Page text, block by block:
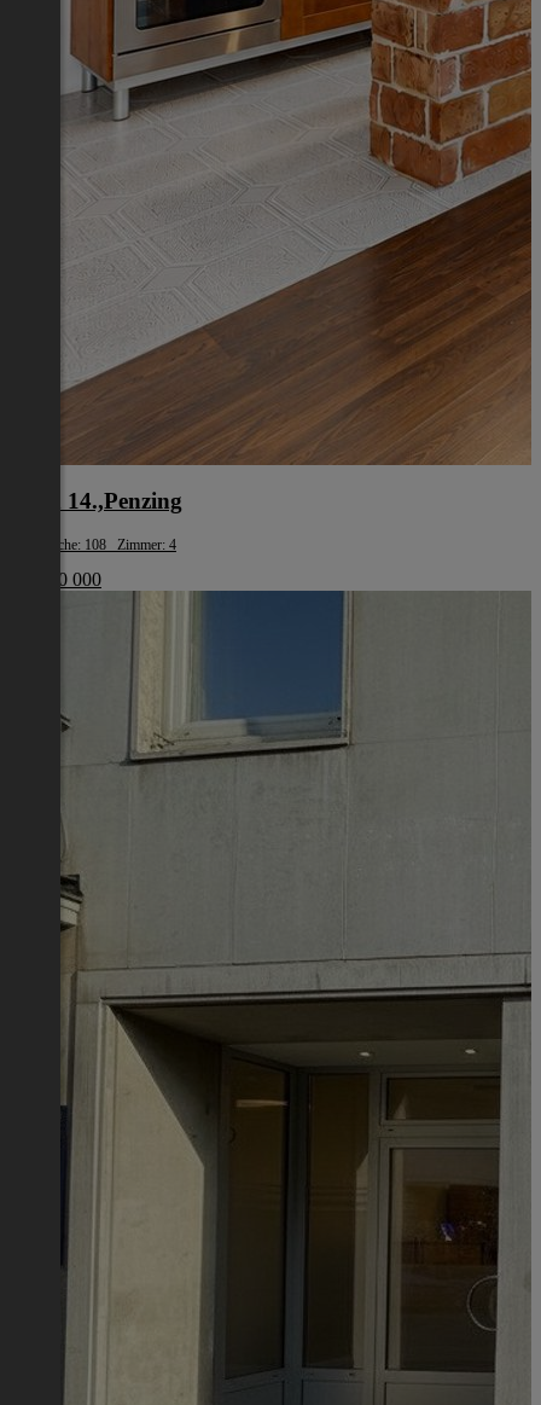
Wien 14.,Penzing
Wohnfläche: 108 Zimmer: 4
€ 1 200 000